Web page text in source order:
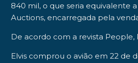
840 mil, o que seria equivalente a
Auctions, encarregada pela
De acordo com a revista People,
Elvis comprou o avião em 22 de